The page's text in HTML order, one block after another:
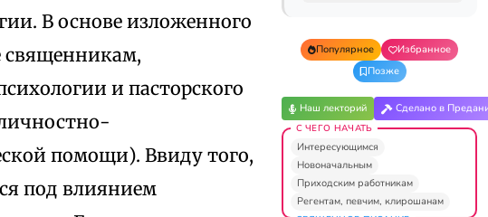
В основе изложенного
священникам,
и пасторского
помощи). Ввиду того,
под влиянием
Популярное
Избранное
Позже
Наш лекторий Сделано в
С ЧЕГО НАЧАТЬ
Интересующимся
Новоначальным
Приходским работникам
Регентам, певчим, клирошанам